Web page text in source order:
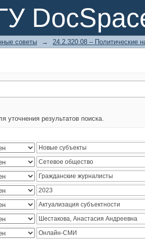
советы → 24.2.320.08 – Политические
уточнения результатов поиска.